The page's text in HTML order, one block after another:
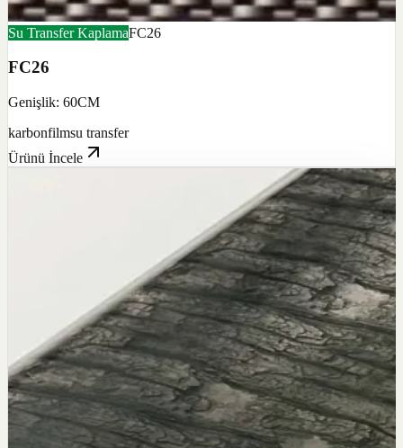
Su Transfer KaplamaFC26
FC26
Genişlik: 60CM
karbonfilmsu transfer
Ürünü İncele